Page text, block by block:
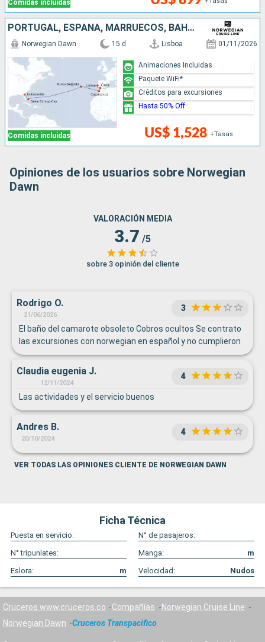
Comidas incluidas
PORTUGAL, ESPAÑA, MARRUECOS, BAHAMAS, ESTADOS UNIDOS
Comidas incluidas
Norwegian Dawn 15 d Lisboa 01/11/2026
US$ 1,528 +Tasas
Animaciones Incluidas
Paquete WiFi*
Créditos para excursiones
Hasta 50% Off
Opiniones de los usuarios sobre Norwegian
Dawn
VALORACIÓN MEDIA
3.7 /5
sobre 3 opinión del cliente
Rodrigo O.
21/06/2026
3
El baño del camarote obsoleto Cobros ocultos Se contrato
las excursiones con norwegian en español y no cumplieron
Claudia eugenia J.
12/11/2024
4
Las actividades y el servicio buenos
Andres B.
20/10/2024
4
VER TODAS LAS OPINIONES CLIENTE DE NORWEGIAN DAWN
Ficha Técnica
Puesta en servicio:
N° de pasajeros:
N° tripunlates:
Manga:
m
Eslora:
m Velocidad: Nudos
Cruceros www.cruceros.co Compañías
Norwegian Cruise Line
Norwegian Dawn
Cruceros Transpacifico